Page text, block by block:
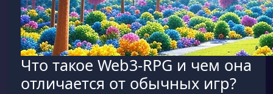
Что такое Web3-RPG и чем она
отличается от обычных игр?